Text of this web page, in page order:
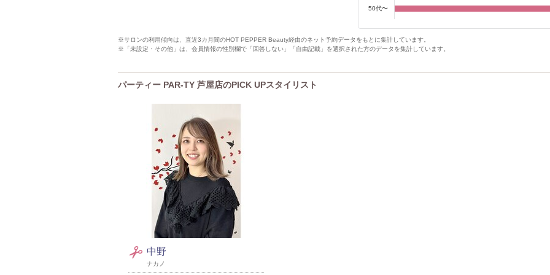
50代〜
※サロンの利用傾向は、直近3カ月間のHOT PEPPER Beauty経由のネット予約データをもとに集計しています。
※「未設定・その他」は、会員情報の性別欄で「回答しない」「自由記載」を選択された方のデータを集計しています。
パーティー PAR-TY 芦屋店のPICK UPスタイリスト
中野
ナカノ